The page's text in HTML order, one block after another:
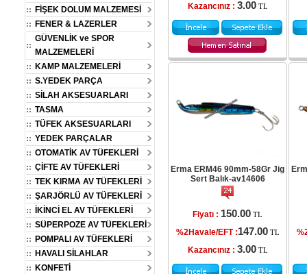
FİŞEK DOLUM MALZEMESİ
FENER & LAZERLER
GÜVENLİK ve SPOR
MALZEMELERİ
KAMP MALZEMELERİ
S.YEDEK PARÇA
SİLAH AKSESUARLARI
TASMA
TÜFEK AKSESUARLARI
YEDEK PARÇALAR
OTOMATİK AV TÜFEKLERİ
ÇİFTE AV TÜFEKLERİ
TEK KIRMA AV TÜFEKLERİ
ŞARJÖRLÜ AV TÜFEKLERİ
İKİNCİ EL AV TÜFEKLERİ
SÜPERPOZE AV TÜFEKLERİ
POMPALI AV TÜFEKLERİ
HAVALI SİLAHLAR
KONFETİ
Kazancınız : 3.00 TL
Erma ERM46 90mm-58Gr Jig
Sert Balık-av14606
Fiyatı : 150.00 TL
%2Havale/EFT :147.00 TL
Kazancınız : 3.00 TL